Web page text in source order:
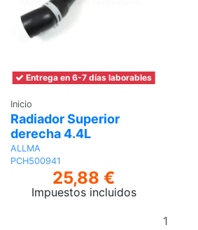
Entrega en 6-7 días laborables
Inicio
Radiador Superior
derecha 4.4L
ALLMA
PCH500941
25,88 €
Impuestos incluidos